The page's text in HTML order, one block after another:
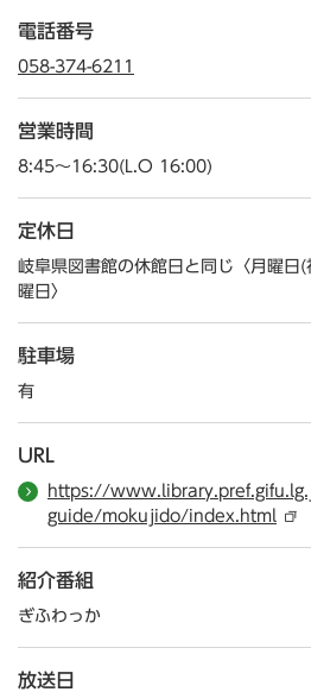
電話番号
058-374-6211
営業時間
8:45～16:30(L.O 16:00)
定休日
岐阜県図書館の休館日と同じ〈月曜
曜日〉
駐車場
有
URL
https://
guide/mokujido/index.html
紹介番組
ぎふわっか
放送日